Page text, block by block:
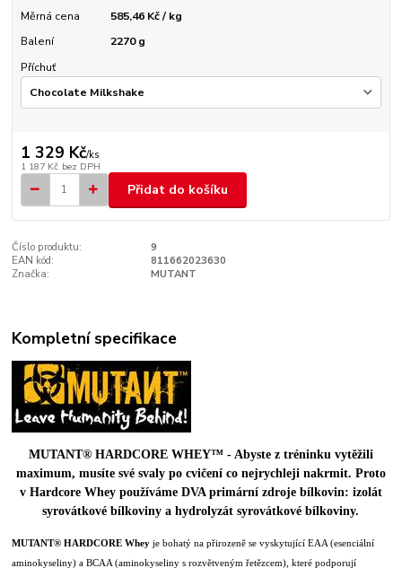
Měrná cena
585,46 Kč / kg
Balení
2270 g
Příchuť
1 329 Kč/ks
1 187 Kč bez DPH
Přidat do košíku
Číslo produktu:
9
EAN kód:
811662023630
Značka:
MUTANT
Kompletní specifikace
MUTANT® HARDCORE WHEY™ - Abyste z tréninku vytěžili
maximum, musíte své svaly po cvičení co nejrychleji nakrmit. Proto
v Hardcore Whey používáme DVA primární zdroje bílkovin: izolát
syrovátkové bílkoviny a hydrolyzát syrovátkové bílkoviny.
MUTANT® HARDCORE Whey je bohatý na přirozeně se vyskytující EAA (esenciální
aminokyseliny) a BCAA (aminokyseliny s rozvětveným řetězcem), které podporují